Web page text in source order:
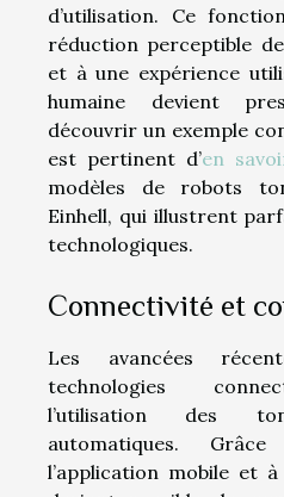
d’utilisation. Ce
réduction perceptible
et à une expérience
humaine devient
découvrir un exemple
est pertinent d’en
modèles de robots
Einhell, qui illustrent
technologiques.
Connectivité et
Les avancées
technologies
l’utilisation des
automatiques.
l’application mobile et